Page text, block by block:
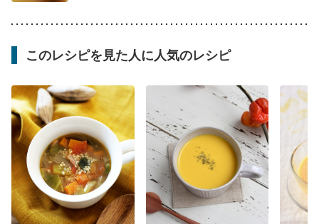
このレシピを見た人に人気のレシピ